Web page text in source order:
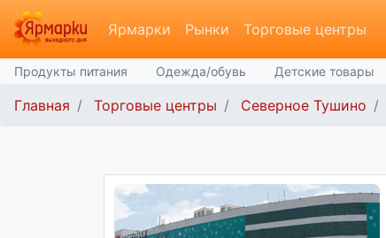
Ярмарки Рынки Торговые центры
Продукты питания Одежда/обувь Детские товары
Главная Торговые центры Северное Тушино